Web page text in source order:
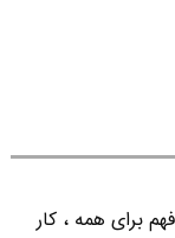
برای همه ، کار